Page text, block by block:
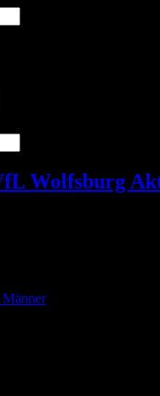
Wolfsburg
Männer